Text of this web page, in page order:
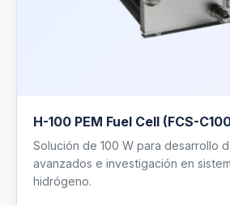
H-100 PEM Fuel Cell (FCS-
Solución de 100 W para desarrollo
avanzados e investigación en
hidrógeno.